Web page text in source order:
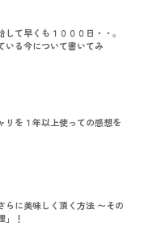
て早くも１０００日・・。
いる今について書いてみ
リを１年以上使っての感想を
らに美味しく頂く方法 〜その
」！